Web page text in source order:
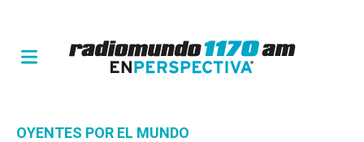
OYENTES POR EL MUNDO